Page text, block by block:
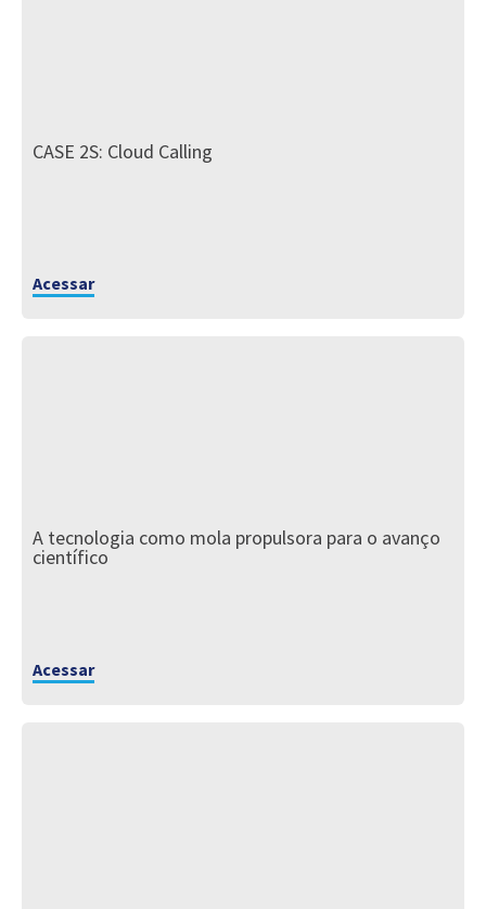
CASE 2S: Cloud Calling
Acessar
A tecnologia como mola propulsora para o avanço
científico
Acessar